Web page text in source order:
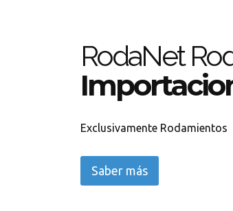
RodaNet
Exclusivamente Rodamientos
Saber más